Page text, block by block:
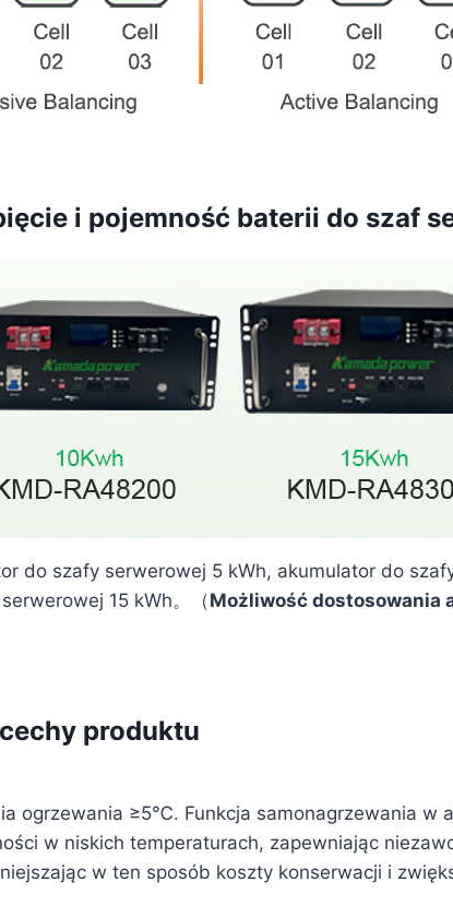
i pojemność baterii do szaf
do szafy serwerowej 5 kWh, akumulator do
15 kWh。（Możliwość dostosowania
produktu
ogrzewania ≥5℃. Funkcja samonagrzewania w
w niskich temperaturach, zapewniając
w ten sposób koszty konserwacji i